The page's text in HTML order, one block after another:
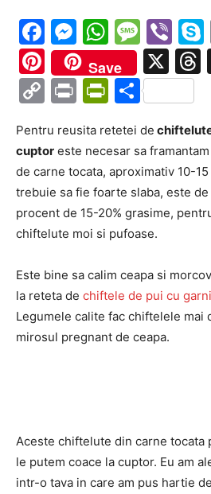
Facebook
Messenger
Pinterest
Save X
CopyPrint
Pentru reusita retetei de
cuptor este necesar sa
de carne tocata, aproximativ 10-
trebuie sa fie foarte slaba, este
procent de 15-20% grasime,
chiftelute moi si pufoase.
Este bine sa calim ceapa si
la reteta de chiftele de pui cu
Legumele calite fac chiftelele mai
mirosul pregnant de ceapa.
Aceste chiftelute din carne tocata
le putem coace la cuptor. Eu am
intr-o tava in care am pus hartie